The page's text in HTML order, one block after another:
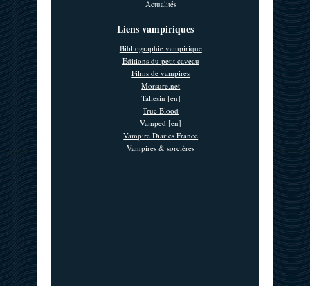
Actualités
Liens vampiriques
Bibliographie vampirique
Editions du petit caveau
Films de vampires
Morsure.net
Taliesin [en]
True Blood
Vamped [en]
Vampire Diaries France
Vampires & sorcières